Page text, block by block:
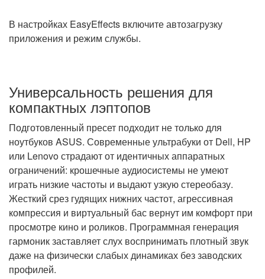
В настройках EasyEffects включите автозагрузку
приложения и режим службы.
Универсальность решения для
компактных лэптопов
Подготовленный пресет подходит не только для
ноутбуков ASUS. Современные ультрабуки от Dell, HP
или Lenovo страдают от идентичных аппаратных
ограничений: крошечные аудиосистемы не умеют
играть низкие частоты и выдают узкую стереобазу.
Жесткий срез гудящих нижних частот, агрессивная
компрессия и виртуальный бас вернут им комфорт при
просмотре кино и роликов. Программная генерация
гармоник заставляет слух воспринимать плотный звук
даже на физически слабых динамиках без заводских
профилей.